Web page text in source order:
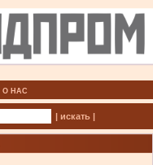
О НАС
| искать |